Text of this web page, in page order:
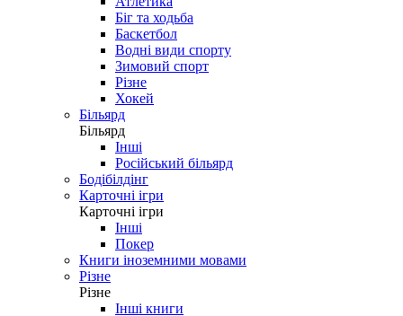
Біг та ходьба
Баскетбол
Водні види спорту
Зимовий спорт
Різне
Хокей
Більярд
Більярд
Інші
Російський більярд
Бодібілдінг
Карточні ігри
Карточні ігри
Інші
Покер
Книги іноземними мовами
Різне
Різне
Інші книги